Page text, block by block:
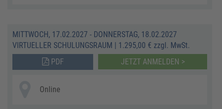
MITTWOCH, 17.02.2027 - DONNERSTAG, 18.02.2027
VIRTUELLER SCHULUNGSRAUM | 1.295,00 € zzgl. MwSt.
PDF
JETZT ANMELDEN >
Online